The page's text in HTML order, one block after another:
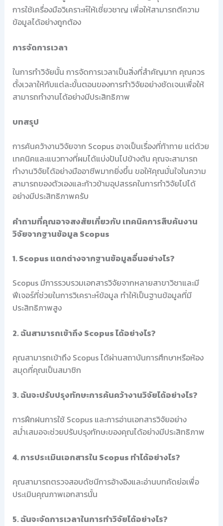
การใช้เครื่องมือวิเคราะห์ให้เชี่ยวชาญ เพื่อให้สามารถตีความ
ข้อมูลได้อย่างถูกต้อง
การจัดการเวลา
ในการทำวิจัยนั้น การจัดการเวลาเป็นสิ่งที่สำคัญมาก คุณควร
ตั้งเวลาให้กับแต่ละขั้นตอนของการทำวิจัยอย่างชัดเจนเพื่อให้
สามารถทำงานได้อย่างมีประสิทธิภาพ
บทสรุป
การค้นคว้างานวิจัยจาก Scopus อาจเป็นเรื่องที่ท้าทาย แต่ด้วย
เทคนิคและแนวทางที่ผมได้แบ่งปันไปข้างต้น คุณจะสามารถ
ทำงานวิจัยได้อย่างมืออาชีพมากยิ่งขึ้น ขอให้คุณมั่นใจในความ
สามารถของตัวเองและก้าวข้ามอุปสรรคในการทำวิจัยไปได้
อย่างมีประสิทธิภาพครับ
คำถามที่คุณอาจสงสัยเกี่ยวกับ เทคนิคการสืบค้นงาน
วิจัยจากฐานข้อมูล Scopus
1. Scopus แตกต่างจากฐานข้อมูลอื่นอย่างไร?
Scopus มีการรวบรวมเอกสารวิจัยจากหลายสาขาวิชาและมี
ฟีเจอร์ที่ช่วยในการวิเคราะห์ข้อมูล ทำให้เป็นฐานข้อมูลที่มี
ประสิทธิภาพสูง
2. ฉันสามารถเข้าถึง Scopus ได้อย่างไร?
คุณสามารถเข้าถึง Scopus ได้ผ่านสถาบันการศึกษาหรือห้อง
สมุดที่คุณเป็นสมาชิก
3. ฉันจะปรับปรุงทักษะการค้นคว้างานวิจัยได้อย่างไร?
การฝึกฝนการใช้ Scopus และการอ่านเอกสารวิจัยอย่าง
สม่ำเสมอจะช่วยปรับปรุงทักษะของคุณได้อย่างมีประสิทธิภาพ
4. การประเมินเอกสารใน Scopus ทำได้อย่างไร?
คุณสามารถตรวจสอบดัชนีการอ้างอิงและอ่านบทคัดย่อเพื่อ
ประเมินคุณภาพเอกสารนั้น
5. ฉันจะจัดการเวลาในการทำวิจัยได้อย่างไร?